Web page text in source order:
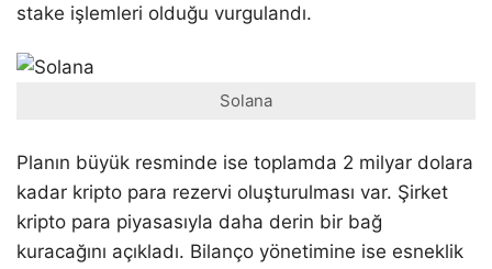
stake işlemleri olduğu vurgulandı.
Solana
Planın büyük resminde ise toplamda 2 milyar dolara
kadar kripto para rezervi oluşturulması var. Şirket
kripto para piyasasıyla daha derin bir bağ
kuracağını açıkladı. Bilanço yönetimine ise esneklik